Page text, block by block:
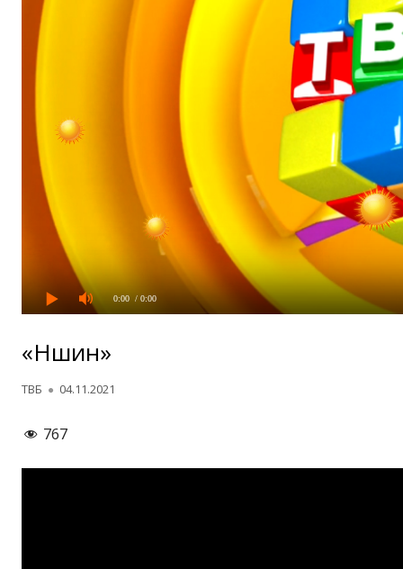
0:00 / 0:00
«Нӯшин»
Автор
ТВБ Опубликовано
04.11.2021
767